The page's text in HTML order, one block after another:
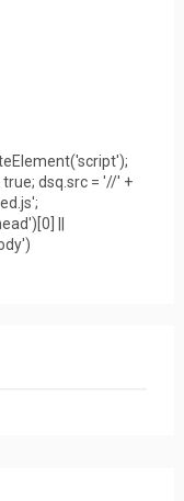
dsq.src = '//' +
||